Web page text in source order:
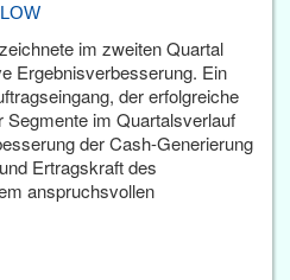
im zweiten Quartal
Ergebnisverbesserung. Ein
der erfolgreiche
Segmente im Quartalsverlauf
der Cash-Generierung
Ertragskraft des
anspruchsvollen